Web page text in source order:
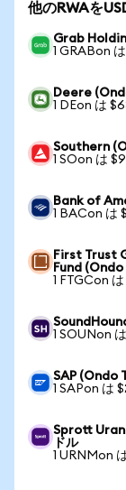
他のRWAを
Grab
1 GRABon
Deere
1 DEon は
Southern
1 SOon は
Bank of
1 BACon は
First Trust
Fund
1 FTGCon
1 SOUNon
SAP (Ondo
1 SAPon は
Sprott
ドル
1 URNMon